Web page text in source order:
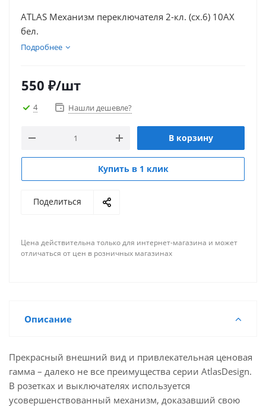
ATLAS Механизм переключателя 2-кл. (сх.6) 10АХ
бел.
Подробнее
550 ₽/шт
4 Нашли дешевле?
В корзину
Купить в 1 клик
Поделиться
Цена действительна только для интернет-магазина и может
отличаться от цен в розничных магазинах
Описание
Прекрасный внешний вид и привлекательная ценовая
гамма – далеко не все преимущества серии AtlasDesign.
В розетках и выключателях используется
усовершенствованный механизм, доказавший свою